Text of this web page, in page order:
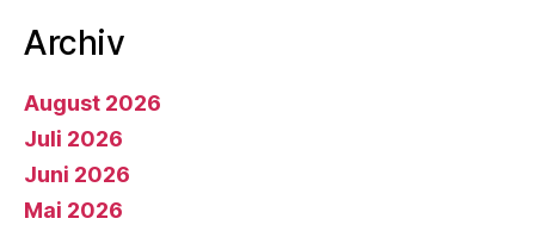
Archiv
August 2026
Juli 2026
Juni 2026
Mai 2026